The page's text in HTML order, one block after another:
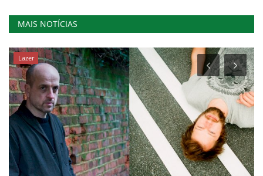
MAIS NOTÍCIAS
Lazer